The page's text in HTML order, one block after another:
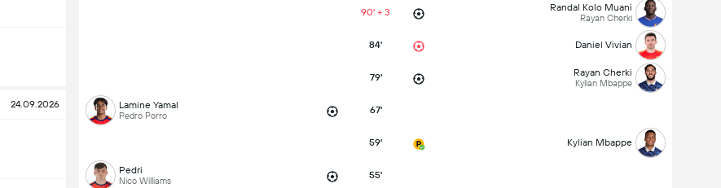
24.09.2026
90' + 3 Randal Kolo Muani
Rayan Cherki
84' Daniel Vivian
79' Rayan Cherki
Kylian Mbappe
Lamine Yamal
Pedro Porro 67'
59' Kylian Mbappe
Pedri
Nico Williams 55'